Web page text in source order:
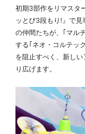
初期3部作をリマスタ
ッとび3段もり!』で
の仲間たちが、｢マル
する｢ネオ・コルテッ
を阻止すべく、新し
り広げます。